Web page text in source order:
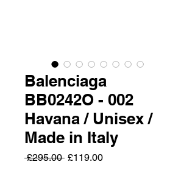
Balenciaga
BB0242O - 002
Havana / Unisex /
Made in Italy
£295.00 नियमित
£119.00बिक्री